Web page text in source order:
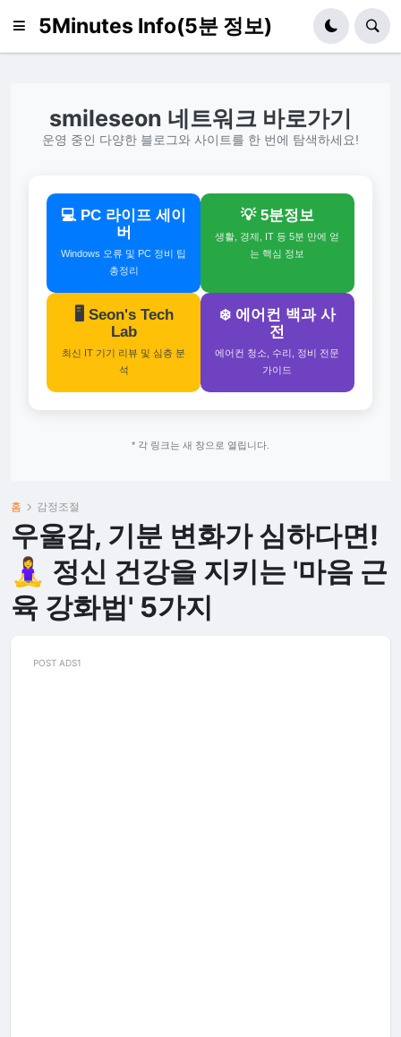
5Minutes Info(5분 정보)
smileseon 네트워크 바로가기
운영 중인 다양한 블로그와 사이트를 한 번에 탐색하세요!
💻 PC 라이프 세이
버
Windows 오류 및 PC 정비 팁
총정리
💡 5분정보
생활, 경제, IT 등 5분 만에 얻
는 핵심 정보
🖥️ Seon's Tech
Lab
최신 IT 기기 리뷰 및 심층 분
석
❄️ 에어컨 백과 사
전
에어컨 청소, 수리, 정비 전문
가이드
* 각 링크는 새 창으로 열립니다.
홈 감정조절
우울감, 기분 변화가 심하다면!
🧘‍♀️ 정신 건강을 지키는 '마음 근
육 강화법' 5가지
POST ADS1